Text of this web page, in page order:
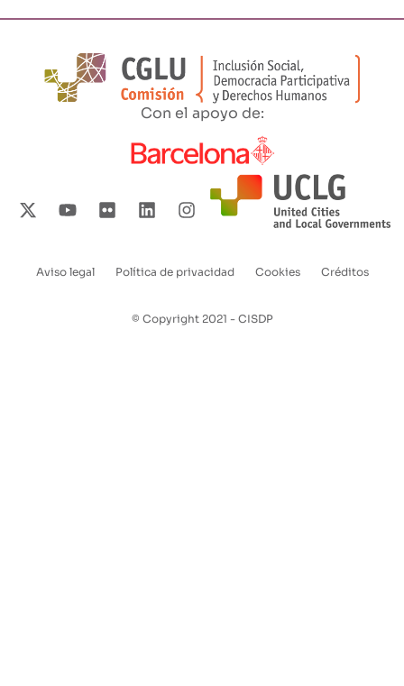
Con el apoyo de:
Aviso legal Política de privacidad Cookies Créditos
© Copyright 2021 - CISDP